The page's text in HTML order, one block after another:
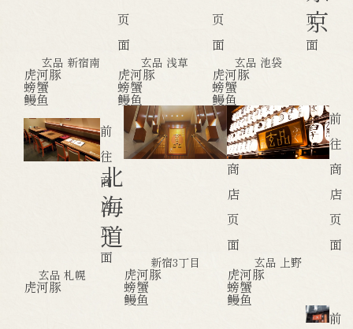
页
面
玄品 新宿南
虎河豚
螃蟹
鳗鱼
页
面
玄品 浅草
虎河豚
螃蟹
鳗鱼
页
面
玄品 池袋
虎河豚
螃蟹
鳗鱼
京
前
往
商
店
页
面
玄品 札幌
虎河豚
北
海
道
前
往
商
店
页
面
新宿3丁目
虎河豚
螃蟹
鳗鱼
前
往
商
店
页
面
玄品 上野
虎河豚
螃蟹
鳗鱼
前